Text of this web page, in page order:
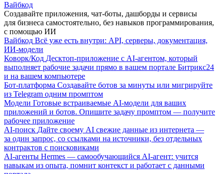
Вайбкод
Создавайте приложения, чат-боты, дашборды и сервисы
для бизнеса самостоятельно, без навыков программирования,
с помощью ИИ
Вайбкод Всё уже есть внутри: API, серверы, документация,
ИИ-модели
Коворк/Код Десктоп-приложение с AI-агентом, который
выполняет рабочие задачи прямо в вашем портале Битрикс24
и на вашем компьютере
Бот-платформа Создавайте ботов за минуты или мигрируйте
из Telegram одним промптом
Модели Готовые встраиваемые AI-модели для ваших
приложений и ботов. Опишите задачу промптом — получите
рабочее приложение
AI-поиск Дайте своему AI свежие данные из интернета —
за один запрос, со ссылками на источники, без отдельных
контрактов с поисковиками
AI-агенты Hermes — самообучающийся AI-агент: учится
навыкам из опыта, помнит контекст и работает с данными